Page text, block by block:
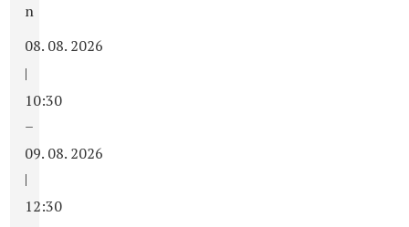
n
08. 08. 2026
|
10:30
–
09. 08. 2026
|
12:30